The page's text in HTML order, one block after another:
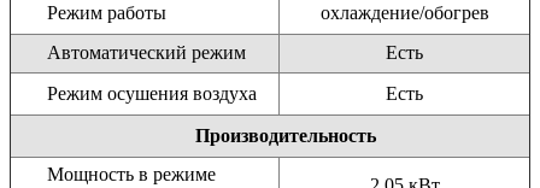
Режим работы
охлаждение/обогрев
Автоматический режим
Есть
Режим осушения воздуха
Есть
Производительность
Мощность в режиме